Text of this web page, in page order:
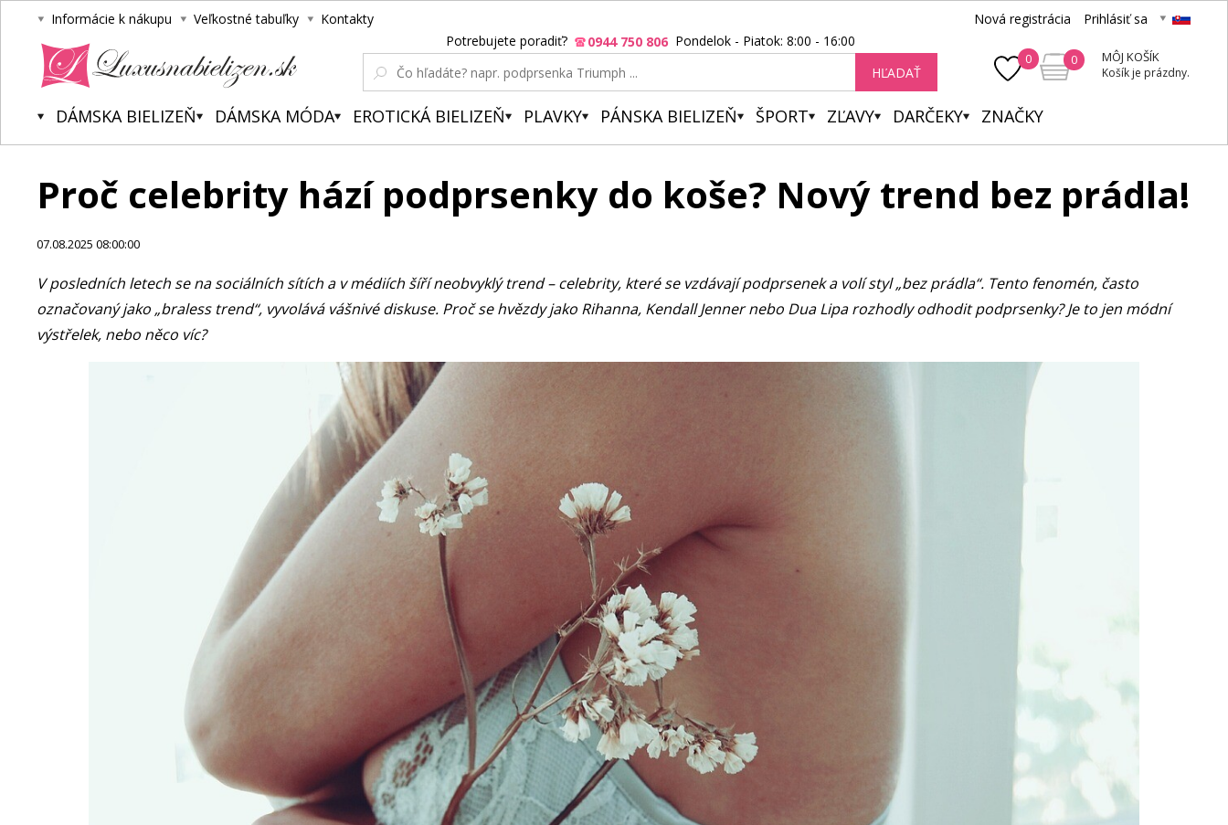
Informácie k nákupu Veľkostné tabuľky Kontakty Nová registrácia Prihlásiť sa
0 0 MÔJ KOŠÍK
Košík je prázdny.
Potrebujete poradiť? 0944 750 806 Pondelok - Piatok: 8:00 - 16:00
HĽADAŤ
DÁMSKA BIELIZEŇ DÁMSKA MÓDA EROTICKÁ BIELIZEŇ PLAVKY PÁNSKA BIELIZEŇ ŠPORT ZĽAVY DARČEKY ZNAČKY
Proč celebrity hází podprsenky do koše? Nový trend bez prádla!
07.08.2025 08:00:00
V posledních letech se na sociálních sítích a v médiích šíří neobvyklý trend – celebrity, které se vzdávají podprsenek a volí styl „bez prádla“. Tento fenomén, často
označovaný jako „braless trend“, vyvolává vášnivé diskuse. Proč se hvězdy jako Rihanna, Kendall Jenner nebo Dua Lipa rozhodly odhodit podprsenky? Je to jen módní
výstřelek, nebo něco víc?